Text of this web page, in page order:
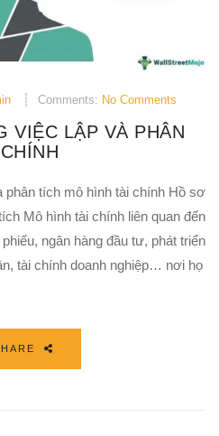
Comments: No Comments
VIỆC LẬP VÀ PHÂN
phân tích mô hình tài chính Hồ sơ
Mô hình tài chính liên quan đến
ngân hàng đầu tư, phát triển
tài chính doanh nghiệp… nơi họ